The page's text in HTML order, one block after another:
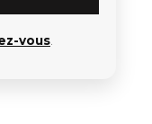
vous.